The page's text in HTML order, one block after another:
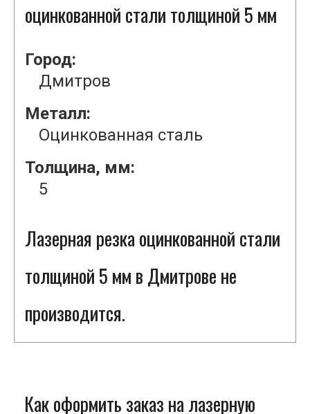
оцинкованной стали толщиной 5 мм
Город:
Дмитров
Металл:
Оцинкованная сталь
Толщина, мм:
5
Лазерная резка оцинкованной стали
толщиной 5 мм в Дмитрове не
производится.
Как оформить заказ на лазерную